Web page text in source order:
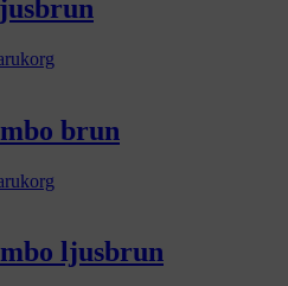
brun
ljusbrun